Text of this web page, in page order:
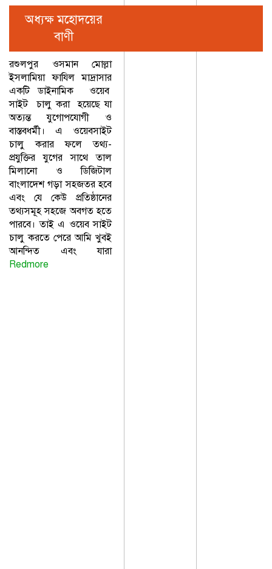
অধ্যক্ষ মহোদয়ের
বাণী
রশুলপুর ওসমান মোল্লা
ইসলামিয়া ফাযিল মাদ্রাসার
একটি ডাইনামিক ওয়েব
সাইট চালু করা হয়েছে যা
অত্যন্ত যুগোপযোগী ও
বাস্তবধর্মী। এ ওয়েবসাইট
চালু করার ফলে তথ্য-
প্রযুক্তির যুগের সাথে তাল
মিলানো ও ডিজিটাল
বাংলাদেশ গড়া সহজতর হবে
এবং যে কেউ প্রতিষ্ঠানের
তথ্যসমূহ সহজে অবগত হতে
পারবে। তাই এ ওয়েব সাইট
চালু করতে পেরে আমি খুবই
আনন্দিত এবং যারা
Redmore